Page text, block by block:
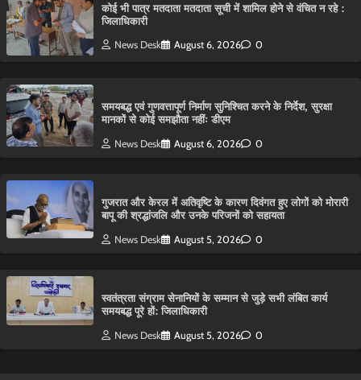
कोई भी पात्र मतदाता मतदाता सूची में शामिल होने से वंचित न रहे :
जिलाधिकारी
News Desk August 6, 2026 0
समयबद्ध एवं गुणवत्तापूर्ण निर्माण सुनिश्चित करने के निर्देश, सुरक्षा
मानकों से कोई समझौता नहींः डीएम
News Desk August 6, 2026 0
गुजरात और केरल में अतिवृष्टि के कारण दिवंगत हुए लोगों को मोरारी
बापू की श्रद्धांजलि और उनके परिजनों को सहायता
News Desk August 5, 2026 0
स्वतंत्रता संग्राम सेनानियों के सम्मान से जुड़े सभी लंबित कार्य
समयबद्ध पूरे हों: जिलाधिकारी
News Desk August 5, 2026 0